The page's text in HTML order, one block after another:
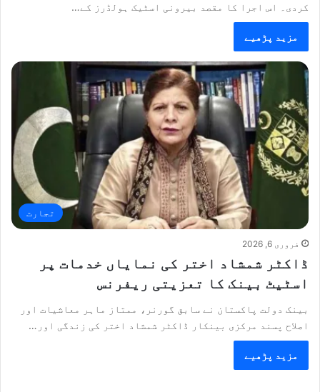
کردی۔ اس اجرا کا مقصد بیرونی اسٹیک ہولڈرز کے…
مزید پڑھیے
تجارت
فروری 6, 2026
ڈاکٹر شمشاد اختر کی نمایاں خدمات پر
اسٹیٹ بینک کا تعزیتی ریفرنس
بینک دولت پاکستان نے سابق گورنر، ممتاز ماہر معاشیات اور
اصلاح پسند مرکزی بینکار ڈاکٹر شمشاد اختر کی زندگی اور…
مزید پڑھیے